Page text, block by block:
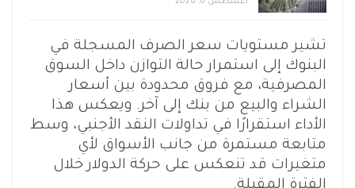
تشير مستويات سعر الصرف المسجلة في
البنوك إلى استمرار حالة التوازن داخل السوق
المصرفية، مع فروق محدودة بين أسعار
الشراء والبيع من بنك إلى آخر. ويعكس هذا
الأداء استقرارًا في تداولات النقد الأجنبي، وسط
متابعة مستمرة من جانب الأسواق لأي
متغيرات قد تنعكس على حركة الدولار خلال